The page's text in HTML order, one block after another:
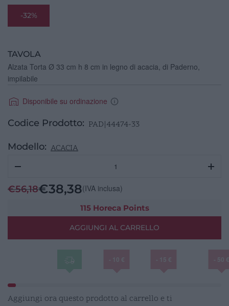
-32%
TAVOLA
Alzata Torta Ø 33 cm h 8 cm in legno di acacia, di Paderno,
impilabile
Disponibile su ordinazione
Codice Prodotto: PAD|44474-33
Modello: ACACIA
Ø
33
h
legno
€56,18€38,38(IVA inclusa)
115 Horeca Points
AGGIUNGI AL CARRELLO
Aggiungi ora questo prodotto al carrello e ti